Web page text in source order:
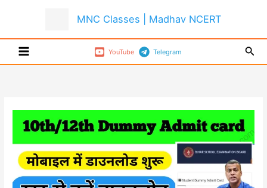
MNC Classes | Madhav NCERT
YouTube Telegram